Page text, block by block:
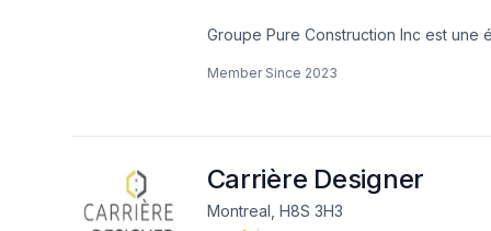
Groupe Pure Construction Inc est
fissures. Pour en savoir plus n'hésitez
Member Since 2023
Carrière Designer
Montreal, H8S 3H3